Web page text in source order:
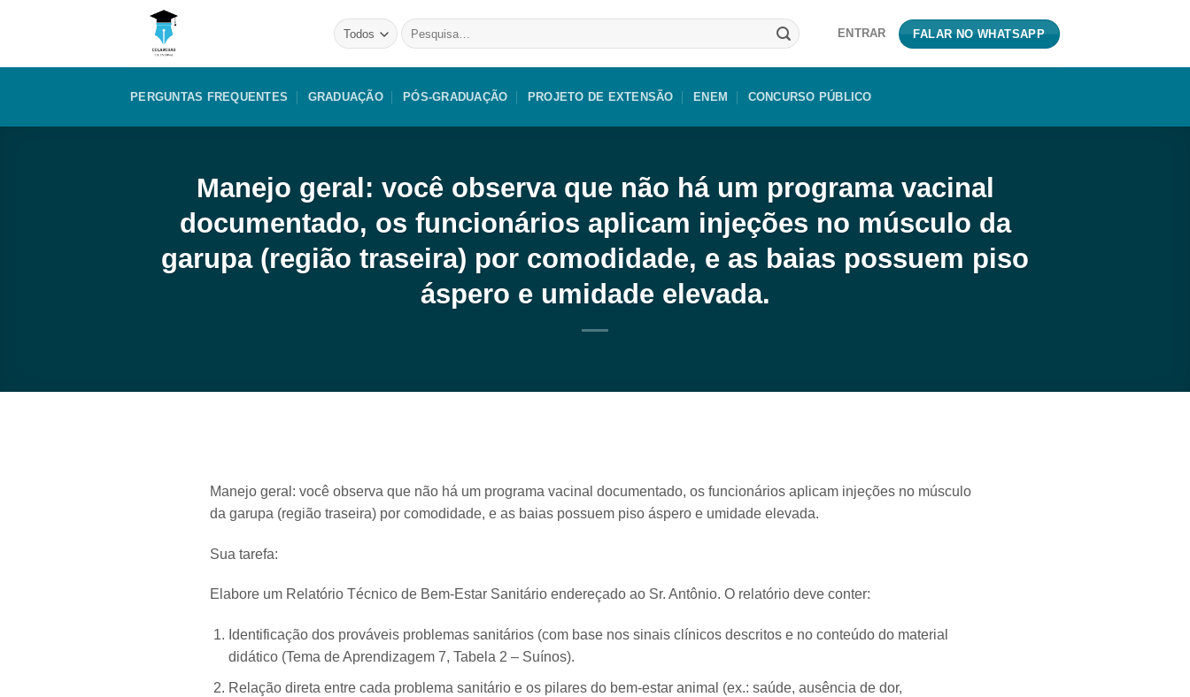
Pesquisar
por:
ENTRAR FALAR NO WHATSAPP
PERGUNTAS FREQUENTES GRADUAÇÃO PÓS-GRADUAÇÃO PROJETO DE EXTENSÃO ENEM CONCURSO PÚBLICO
Manejo geral: você observa que não há um programa vacinal
documentado, os funcionários aplicam injeções no músculo da
garupa (região traseira) por comodidade, e as baias possuem piso
áspero e umidade elevada.
Manejo geral: você observa que não há um programa vacinal documentado, os funcionários aplicam injeções no músculo
da garupa (região traseira) por comodidade, e as baias possuem piso áspero e umidade elevada.
Sua tarefa:
Elabore um Relatório Técnico de Bem-Estar Sanitário endereçado ao Sr. Antônio. O relatório deve conter:
Identificação dos prováveis problemas sanitários (com base nos sinais clínicos descritos e no conteúdo do material
didático (Tema de Aprendizagem 7, Tabela 2 – Suínos).
Relação direta entre cada problema sanitário e os pilares do bem-estar animal (ex.: saúde, ausência de dor,